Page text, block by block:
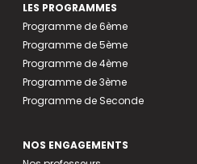
LES PROGRAMMES
Programme de 6ème
Programme de 5ème
Programme de 4ème
Programme de 3ème
Programme de Seconde
NOS ENGAGEMENTS